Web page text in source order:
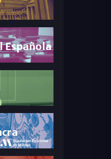
Española